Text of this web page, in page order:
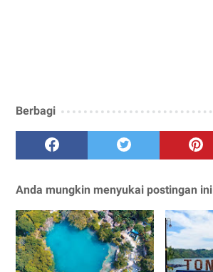
Berbagi
Anda mungkin menyukai postingan ini